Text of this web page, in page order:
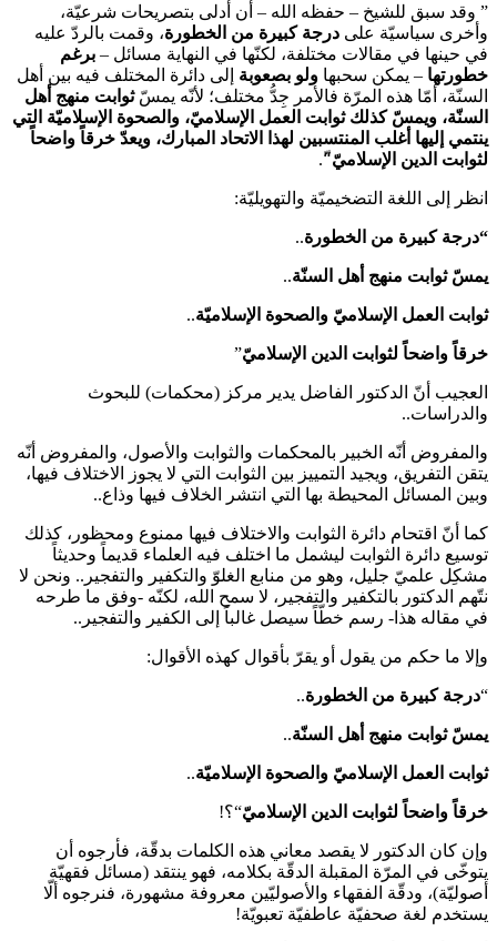
” وقد سبق للشيخ – حفظه الله – أن أدلى بتصريحات شرعيّة،
وأخرى سياسيّة على درجة كبيرة من الخطورة، وقمت بالردّ عليه
في حينها في مقالات مختلفة، لكنّها في النهاية مسائل – برغم
خطورتها – يمكن سحبها ولو بصعوبة إلى دائرة المختلف فيه بين أهل
السنّة، أمّا هذه المرّة فالأمر جِدُّ مختلف؛ لأنّه يمسّثوابت منهج أهل
السنّة، ويمسّ كذلك ثوابت العمل الإسلاميّ، والصحوة الإسلاميّة التي
ينتمي إليها أغلب المنتسبين لهذا الاتحاد المبارك، ويعدّ خرقاً واضحاً
لثوابت الدين الإسلاميّ“ّ.
انظر إلى اللغة التضخيميّة والتهويليّة:
“درجة كبيرة من الخطورة..
يمسّ ثوابت منهج أهل السنّة..
ثوابت العمل الإسلاميّ والصحوة الإسلاميّة..
خرقاً واضحاً لثوابت الدين الإسلاميّ”
العجيب أنّ الدكتور الفاضل يدير مركز (محكمات) للبحوث
والدراسات..
والمفروض أنّه الخبير بالمحكمات والثوابت والأصول، والمفروض أنّه
يتقن التفريق، ويجيد التمييز بين الثوابت التي لا يجوز الاختلاف فيها،
وبين المسائل المحيطة بها التي انتشر الخلاف فيها وذاع..
كما أنّ اقتحام دائرة الثوابت والاختلاف فيها ممنوع ومحظور، كذلك
توسيع دائرة الثوابت ليشمل ما اختلف فيه العلماء قديماً وحديثاً
مشكِل علميّ جليل، وهو من منابع الغلوّ والتكفير والتفجير.. ونحن لا
نتّهم الدكتور بالتكفير والتفجير، لا سمح الله، لكنّه -وفق ما طرحه
في مقاله هذا- رسم خطّاً سيصل غالباً إلى الكفير والتفجير..
وإلا ما حكم من يقول أو يقرّ بأقوال كهذه الأقوال:
“درجة كبيرة من الخطورة..
يمسّ ثوابت منهج أهل السنّة..
ثوابت العمل الإسلاميّ والصحوة الإسلاميّة..
خرقاً واضحاً لثوابت الدين الإسلاميّ“؟!
وإن كان الدكتور لا يقصد معاني هذه الكلمات بدقّة، فأرجوه أن
يتوخّى في المرّة المقبلة الدقّة بكلامه، فهو ينتقد (مسائل فقهيّة
أصوليّة)، ودقّة الفقهاء والأصوليّين معروفة مشهورة، فنرجوه ألّا
يستخدم لغة صحفيّة عاطفيّة تعبويّة!